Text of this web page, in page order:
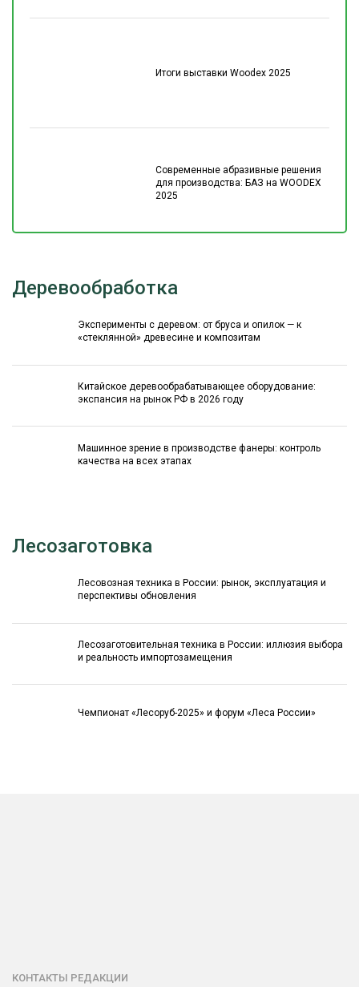
Итоги выставки Woodex 2025
Современные абразивные решения
для производства: БАЗ на WOODEX
2025
Деревообработка
Эксперименты с деревом: от бруса и опилок — к
«стеклянной» древесине и композитам
Китайское деревообрабатывающее оборудование:
экспансия на рынок РФ в 2026 году
Машинное зрение в производстве фанеры: контроль
качества на всех этапах
Лесозаготовка
Лесовозная техника в России: рынок, эксплуатация и
перспективы обновления
Лесозаготовительная техника в России: иллюзия выбора
и реальность импортозамещения
Чемпионат «Лесоруб-2025» и форум «Леса России»
КОНТАКТЫ РЕДАКЦИИ